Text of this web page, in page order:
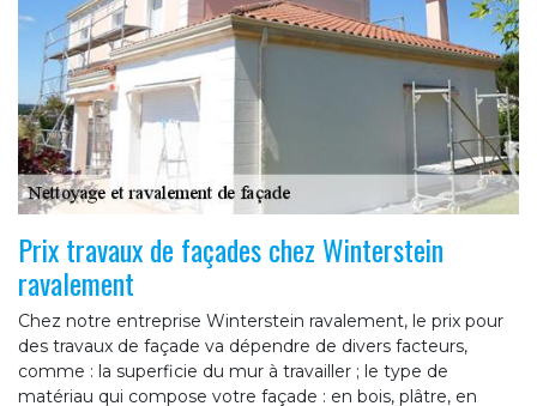
Prix travaux de façades chez Winterstein
ravalement
Chez notre entreprise Winterstein ravalement, le prix pour
des travaux de façade va dépendre de divers facteurs,
comme : la superficie du mur à travailler ; le type de
matériau qui compose votre façade : en bois, plâtre, en